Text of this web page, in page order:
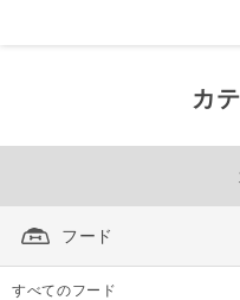
カ
フード
すべてのフード